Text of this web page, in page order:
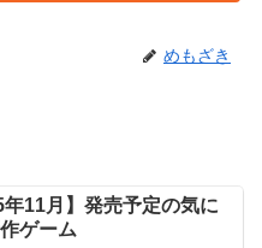
めもざき
年11月】発売予定の気に
ゲーム